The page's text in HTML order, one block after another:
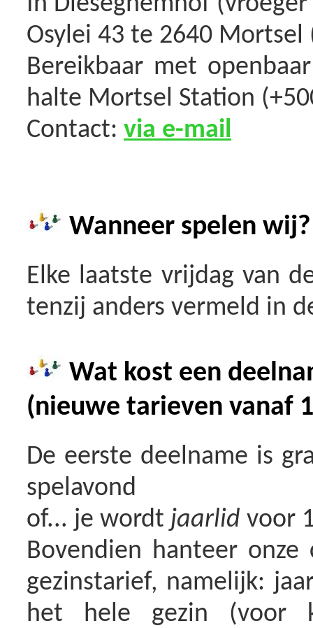
Osylei 43 te 2640 Mortsel
Bereikbaar met
halte Mortsel Station
Contact: via e-mail
Wanneer spelen wij?
Elke laatste vrijdag van
tenzij anders vermeld in
Wat kost een
(nieuwe tarieven vanaf
De eerste deelname is
spelavond
of... je wordt jaarlid voor
Bovendien hanteer
gezinstarief, namelijk:
het hele gezin (voor